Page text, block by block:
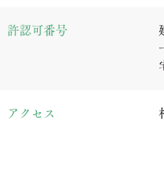
許認可番号
アクセス